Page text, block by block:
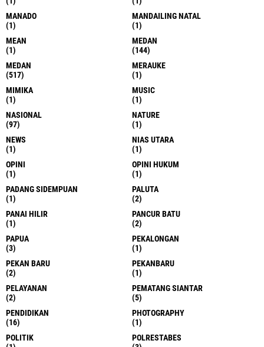
MANADO
(1)
MANDAILING NATAL
(1)
MEAN
(1)
MEDAN
(144)
MEDAN
(517)
MERAUKE
(1)
MIMIKA
(1)
MUSIC
(1)
NASIONAL
(97)
NATURE
(1)
NEWS
(1)
NIAS UTARA
(1)
OPINI
(1)
OPINI HUKUM
(1)
PADANG SIDEMPUAN
(1)
PALUTA
(2)
PANAI HILIR
(1)
PANCUR BATU
(2)
PAPUA
(3)
PEKALONGAN
(1)
PEKAN BARU
(2)
PEKANBARU
(1)
PELAYANAN
(2)
PEMATANG SIANTAR
(5)
PENDIDIKAN
(16)
PHOTOGRAPHY
(1)
POLITIK
POLRESTABES